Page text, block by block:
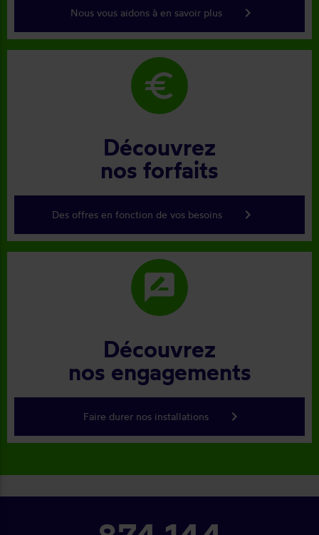
Nous vous aidons à en savoir plus keyboard_arrow_right
euro
Découvrez
nos forfaits
Des offres en fonction de vos besoins keyboard_arrow_right
rate_review
Découvrez
nos engagements
Faire durer nos installations keyboard_arrow_right